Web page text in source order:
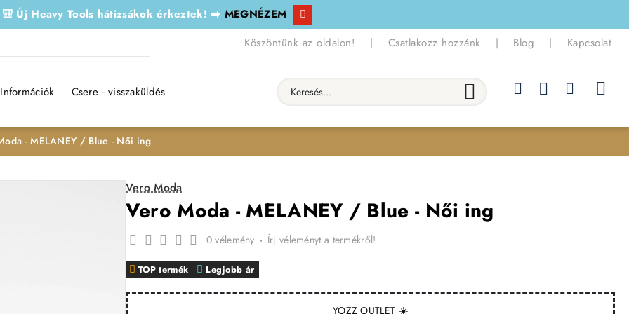
🎒 Új Heavy Tools hátizsákok érkeztek! ➡️ MEGNÉZEM
Köszöntünk az oldalon! | Csatlakozz hozzánk | Blog | Kapcsolat
Információk Csere - visszaküldés Keresés...
- MELANEY / Blue - Női ing
Vero Moda
Vero Moda - MELANEY / Blue - Női ing
YOZZ OUTLET ☀️
TOP termék Legjobb ár
0 vélemény - Írj véleményt a termékről!